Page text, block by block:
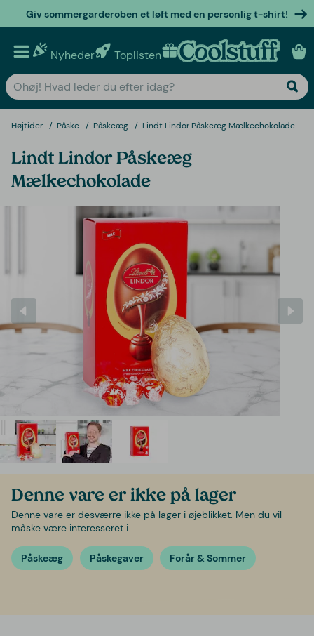
Giv sommergarderoben et løft med en personlig t-shirt!
Nyheder Toplisten Personlige gaver
Højtider Påske Påskeæg Lindt Lindor Påskeæg Mælkechokolade
Lindt Lindor Påskeæg
Mælkechokolade
Denne vare er ikke på lager
Denne vare er desværre ikke på lager i øjeblikket. Men du vil
måske være interesseret i...
Påskeæg Påskegaver Forår & Sommer